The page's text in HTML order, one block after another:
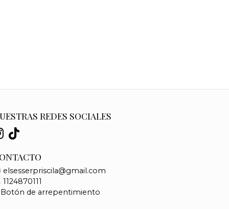
REDES SOCIALES
elsesserpriscila@gmail.com
1124870111
Botón de arrepentimiento